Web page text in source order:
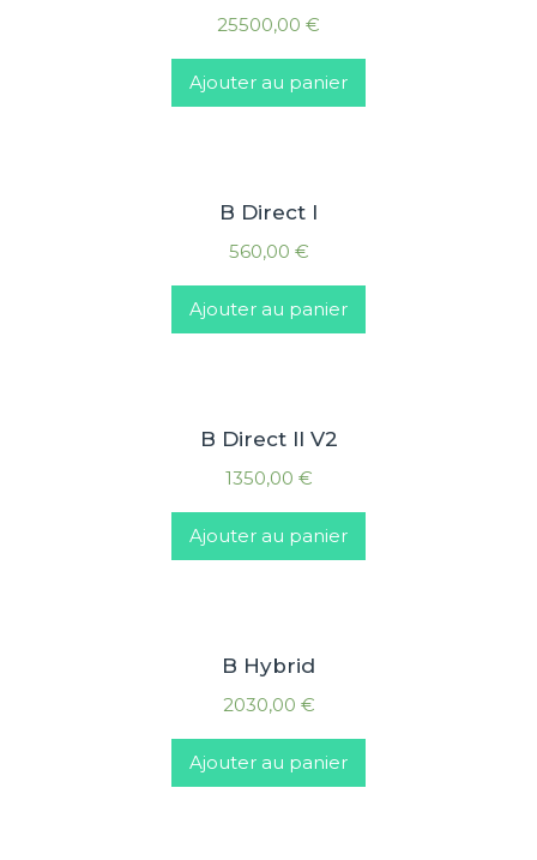
25500,00 €
Ajouter au panier
B Direct I
560,00 €
Ajouter au panier
B Direct II V2
1350,00 €
Ajouter au panier
B Hybrid
2030,00 €
Ajouter au panier